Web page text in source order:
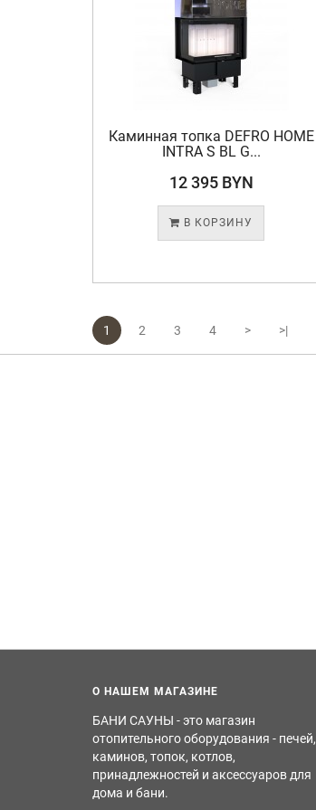
Каминная топка DEFRO HOME
INTRA S BL G...
12 395 BYN
В КОРЗИНУ
1 2 3 4 > >|
О НАШЕМ МАГАЗИНЕ
БАНИ САУНЫ - это магазин
отопительного оборудования - печей,
каминов, топок, котлов,
принадлежностей и аксессуаров для
дома и бани.